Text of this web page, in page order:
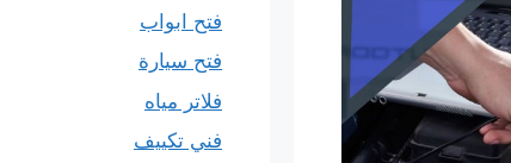
فتح ابواب
فتح سيارة
فلاتر مياه
فني تكييف